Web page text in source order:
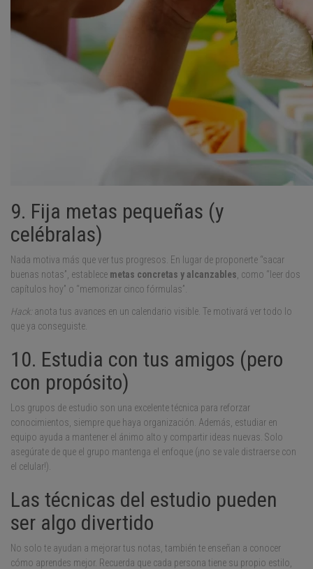
9. Fija metas pequeñas (y
celébralas)
Nada motiva más que ver tus progresos. En lugar de proponerte “sacar
buenas notas”, establece metas concretas y alcanzables , como “leer dos
capítulos hoy” o “memorizar cinco fórmulas”.
Hack:anota tus avances en un calendario visible. Te motivará ver todo lo
que ya conseguiste.
10. Estudia con tus amigos (pero
con propósito)
Los grupos de estudio son una excelente técnica para reforzar
conocimientos, siempre que haya organización. Además, estudiar en
equipo ayuda a mantener el ánimo alto y compartir ideas nuevas. Solo
asegúrate de que el grupo mantenga el enfoque (¡no se vale distraerse con
el celular!).
Las técnicas del estudio pueden
ser algo divertido
No solo te ayudan a mejorar tus notas, también te enseñan a conocer
cómo aprendes mejor. Recuerda que cada persona tiene su propio estilo,